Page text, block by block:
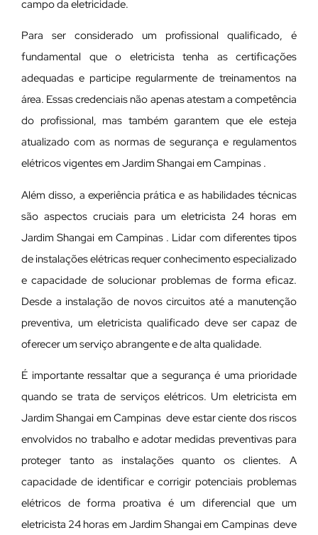
campo da eletricidade.
Para ser considerado um profissional qualificado, é
fundamental que o eletricista tenha as certificações
adequadas e participe regularmente de treinamentos na
área. Essas credenciais não apenas atestam a competência
do profissional, mas também garantem que ele esteja
atualizado com as normas de segurança e regulamentos
elétricos vigentes em Jardim Shangai em Campinas .
Além disso, a experiência prática e as habilidades técnicas
são aspectos cruciais para um eletricista 24 horas em
Jardim Shangai em Campinas . Lidar com diferentes tipos
de instalações elétricas requer conhecimento especializado
e capacidade de solucionar problemas de forma eficaz.
Desde a instalação de novos circuitos até a manutenção
preventiva, um eletricista qualificado deve ser capaz de
oferecer um serviço abrangente e de alta qualidade.
É importante ressaltar que a segurança é uma prioridade
quando se trata de serviços elétricos. Um eletricista em
Jardim Shangai em Campinas deve estar ciente dos riscos
envolvidos no trabalho e adotar medidas preventivas para
proteger tanto as instalações quanto os clientes. A
capacidade de identificar e corrigir potenciais problemas
elétricos de forma proativa é um diferencial que um
eletricista 24 horas em Jardim Shangai em Campinas deve